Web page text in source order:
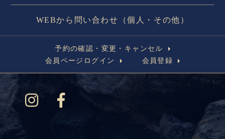
WEBから問い合わせ（個人・その他）
予約の確認・変更・キャンセル
会員ページログイン
会員登録